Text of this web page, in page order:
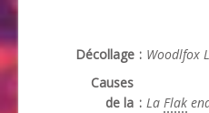
Décollage : Woodlfox
Causes
de la : La Flak